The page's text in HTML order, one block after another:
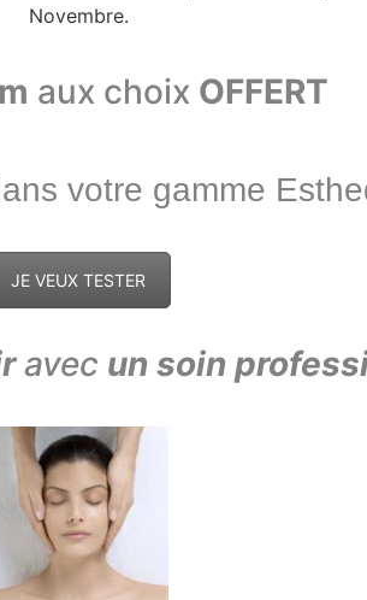
Novembre.
aux choix OFFERT
votre gamme
JE VEUX TESTER
avec un soin